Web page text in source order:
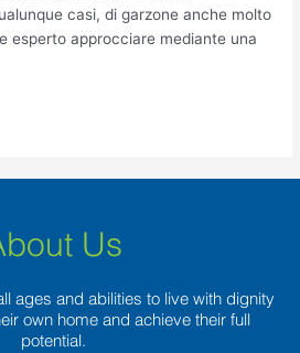
casi, di garzone anche molto
esperto approcciare mediante una
Us
ages and abilities to live with dignity
own home and achieve their full
potential.